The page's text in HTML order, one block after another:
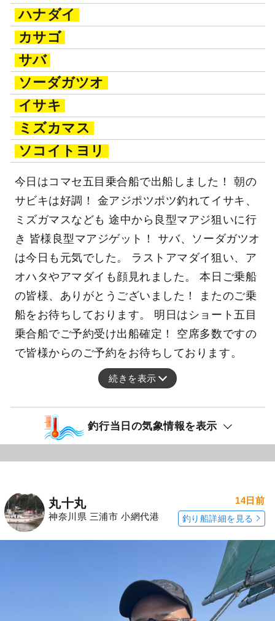
ハナダイ
カサゴ
サバ
ソーダガツオ
イサキ
ミズカマス
ソコイトヨリ
今日はコマセ五目乗合船で出船しました！ 朝の
サビキは好調！ 金アジポツポツ釣れてイサキ、
ミズガマスなども 途中から良型マアジ狙いに行
き 皆様良型マアジゲット！ サバ、ソーダガツオ
は今日も元気でした。 ラストアマダイ狙い、ア
オハタやアマダイも顔見れました。 本日ご乗船
の皆様、ありがとうございました！ またのご乗
船をお待ちしております。 明日はショート五目
乗合船でご予約受け出船確定！ 空席多数ですの
で皆様からのご予約をお待ちしております。
続きを表示
釣行当日の気象情報を表示
丸十丸
神奈川県 三浦市 小網代港
14日前
釣り船詳細を見る